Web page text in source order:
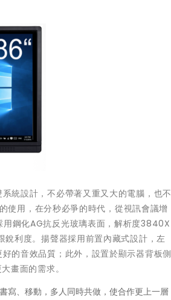
設計，不必帶著又重又大的電腦，也不
使用，在分秒必爭的時代，從視訊會議增
鋼化AG抗反光玻璃表面，解析度3840X
利度。揚聲器採用前置內藏式設計，左
的音效品質；此外，設置於顯示器背板側
畫面的需求。
寫、移動，多人同時共做，使合作更上一層